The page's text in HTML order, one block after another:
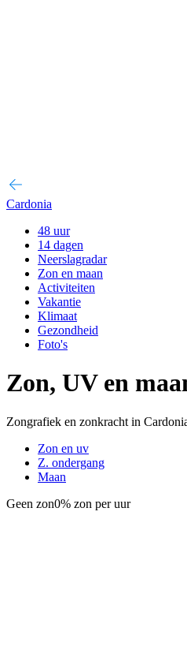
Cardonia
48 uur
14 dagen
Neerslagradar
Zon en maan
Activiteiten
Vakantie
Klimaat
Gezondheid
Foto's
Zon, UV en
Zongrafiek en zonkracht in
Zon en uv
Z. ondergang
Maan
Geen zon0% zon per uur